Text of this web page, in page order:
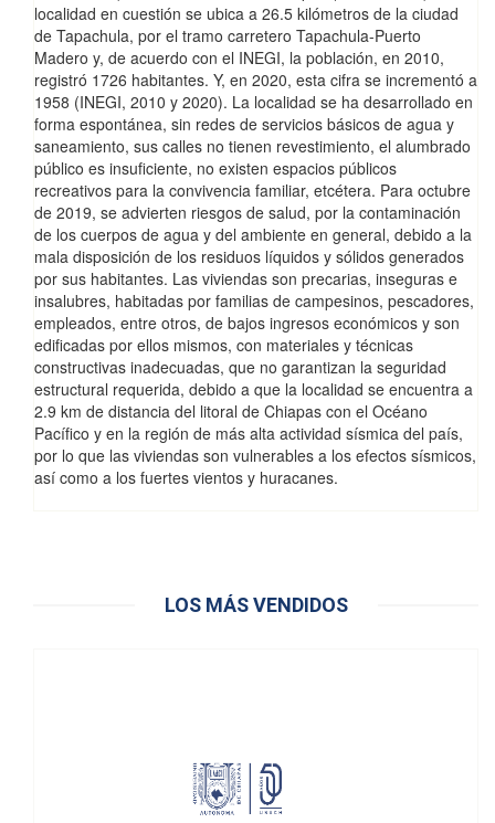
localidad en cuestión se ubica a 26.5 kilómetros de la ciudad
de Tapachula, por el tramo carretero Tapachula-Puerto
Madero y, de acuerdo con el INEGI, la población, en 2010,
registró 1726 habitantes. Y, en 2020, esta cifra se incrementó a
1958 (INEGI, 2010 y 2020). La localidad se ha desarrollado en
forma espontánea, sin redes de servicios básicos de agua y
saneamiento, sus calles no tienen revestimiento, el alumbrado
público es insuficiente, no existen espacios públicos
recreativos para la convivencia familiar, etcétera. Para octubre
de 2019, se advierten riesgos de salud, por la contaminación
de los cuerpos de agua y del ambiente en general, debido a la
mala disposición de los residuos líquidos y sólidos generados
por sus habitantes. Las viviendas son precarias, inseguras e
insalubres, habitadas por familias de campesinos, pescadores,
empleados, entre otros, de bajos ingresos económicos y son
edificadas por ellos mismos, con materiales y técnicas
constructivas inadecuadas, que no garantizan la seguridad
estructural requerida, debido a que la localidad se encuentra a
2.9 km de distancia del litoral de Chiapas con el Océano
Pacífico y en la región de más alta actividad sísmica del país,
por lo que las viviendas son vulnerables a los efectos sísmicos,
así como a los fuertes vientos y huracanes.
LOS MÁS VENDIDOS